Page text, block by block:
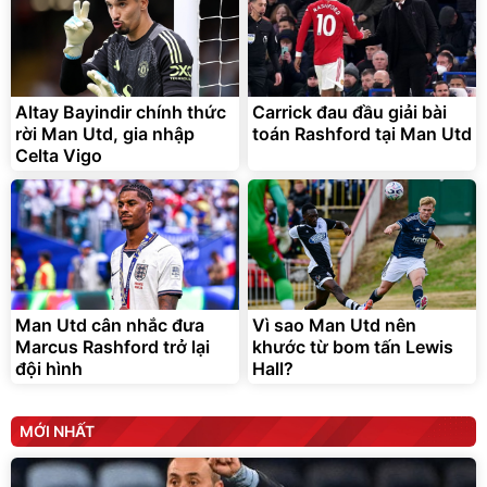
Lót ghế ôtô, nâng lưng
chống nóng giúp thoải mái
trong di chuyển
295.000đ
Đã bán nhiều
Altay Bayindir chính thức
rời Man Utd, gia nhập
Celta Vigo
Carrick đau đầu giải bài
toán Rashford tại Man Utd
Man Utd cân nhắc đưa
Marcus Rashford trở lại
đội hình
Vì sao Man Utd nên
khước từ bom tấn Lewis
Hall?
MỚI NHẤT